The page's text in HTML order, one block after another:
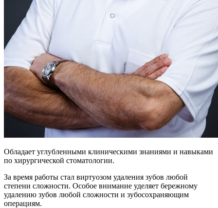
Обладает углубленными клиническими знаниями и навыками
по хирургической стоматологии.
За время работы стал виртуозом удаления зубов любой
степени сложности. Особое внимание уделяет бережному
удалению зубов любой сложности и зубосохраняющим
операциям.